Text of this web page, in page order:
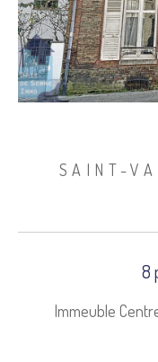
SAINT-
8
Immeuble
TERRASSE